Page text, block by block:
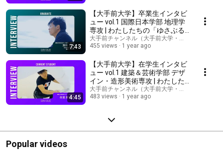
7:43
【大手前大学】卒業生インタビ
ュー vol.1 国際日本学部 地理学
専攻 | わたしたちの「ゆさぶる
ささる 胸を打つ。」
大手前チャンネル（大手前大学・大手前短期大学
455 views
1 year ago
4:45
【大手前大学】在学生インタビ
ュー vol.1 建築＆芸術学部 デザ
イン・造形美術専攻 | わたした
ちの「ゆさぶる ささる 胸を打
つ。」
大手前チャンネル（大手前大学・大手前短期大学
483 views
1 year ago
Popular videos